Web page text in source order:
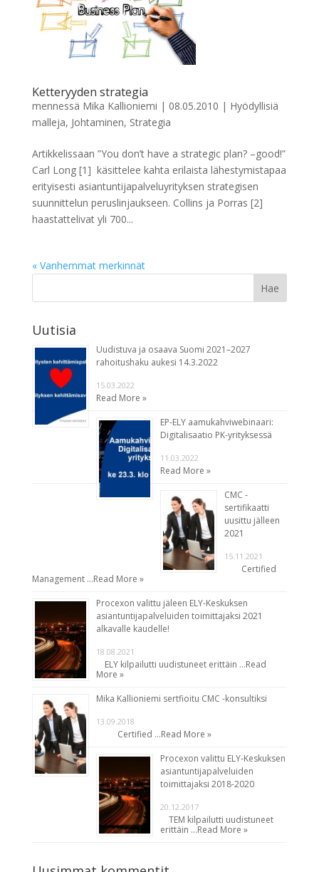
Ketteryyden strategia
mennessä Mika Kallioniemi | 08.05.2010 | Hyödyllisiä
malleja, Johtaminen, Strategia
Artikkelissaan ”You don’t have a strategic plan? –good!”
Carl Long [1] käsittelee kahta erilaista lähestymistapaa
erityisesti asiantuntijapalveluyrityksen strategisen
suunnittelun peruslinjaukseen. Collins ja Porras [2]
haastattelivat yli 700...
« Vanhemmat merkinnät
Uutisia
Uudistuva ja osaava Suomi 2021–2027
rahoitushaku aukesi 14.3.2022
15.03.2022
Read More »
EP-ELY aamukahviwebinaari:
Digitalisaatio PK-yrityksessä
11.03.2022
Read More »
CMC -
sertifikaatti
uusittu jälleen
2021
15.11.2021
Certified
Management …Read More »
Procexon valittu jäleen ELY-Keskuksen
asiantuntijapalveluiden toimittajaksi 2021
alkavalle kaudelle!
18.08.2021
ELY kilpailutti uudistuneet erittäin …Read
More »
Mika Kallioniemi sertfioitu CMC -konsultiksi
13.09.2018
Certified …Read More »
Procexon valittu ELY-Keskuksen
asiantuntijapalveluiden
toimittajaksi 2018-2020
20.12.2017
TEM kilpailutti uudistuneet
erittäin …Read More »